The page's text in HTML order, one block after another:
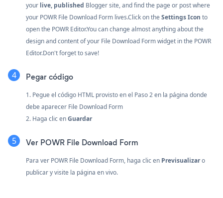
your live, published Blogger site, and find the page or post where
your POWR File Download Form lives.Click on theSettings Icon to
open the POWR Editor.You can change almost anything about the
design and content of your File Download Form widget in the POWR
Editor.Don't forget to save!
Pegar código
1. Pegue el código HTML provisto en el Paso 2 en la página donde
debe aparecer File Download Form
2. Haga clic enGuardar
Ver POWR File Download Form
Para ver POWR File Download Form, haga clic en Previsualizaro
publicar y visite la página en vivo.